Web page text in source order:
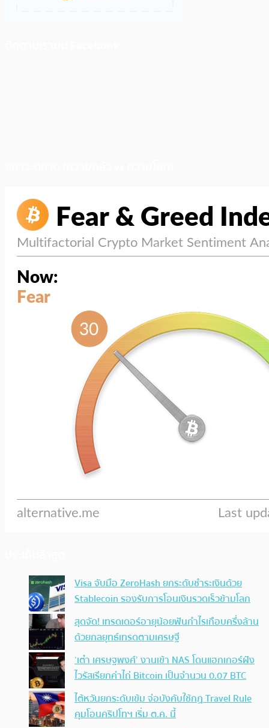
Visa จับมือ ZeroHash ยกระดับชำระเงินด้วย
Stablecoin รองรับการโอนเงินรวดเร็วข้ามโลก
สุดจัด! เทรดเดอร์อายุน้อยฟันกำไรเกือบครึ่งล้าน
ด้วยกลยุทธ์เทรดตามเศรษฐี
‘เต๋า เศรษฐพงศ์’ งานเข้า NAS โดนแฮกเกอร์ฝัง
ไวรัสเรียกค่าไถ่ Bitcoin เป็นจำนวน 0.07 BTC
ไต้หวันยกระดับเข้ม จ่อบังคับใช้กฏ Travel Rule
คุมโอนคริปโทฯ เริ่ม ต.ค. นี้